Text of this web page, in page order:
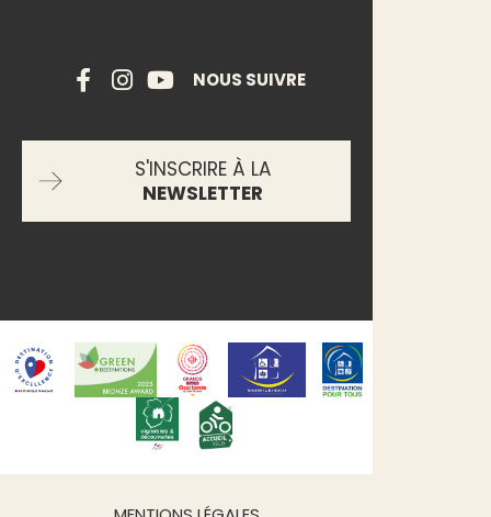
NOUS SUIVRE
S'INSCRIRE À LA
NEWSLETTER